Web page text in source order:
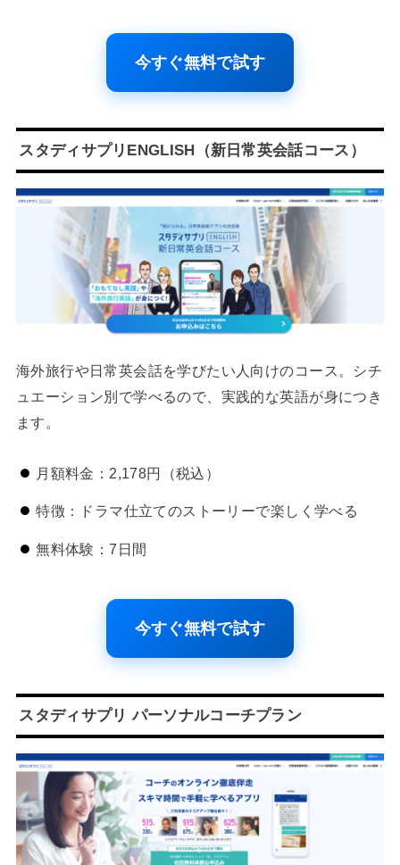
今すぐ無料で試す
スタディサプリENGLISH（新日常英会話コース）
海外旅行や日常英会話を学びたい人向けのコース。シチ
ュエーション別で学べるので、実践的な英語が身につき
ます。
月額料金：2,178円（税込）
特徴：ドラマ仕立てのストーリーで楽しく学べる
無料体験：7日間
今すぐ無料で試す
スタディサプリ パーソナルコーチプラン